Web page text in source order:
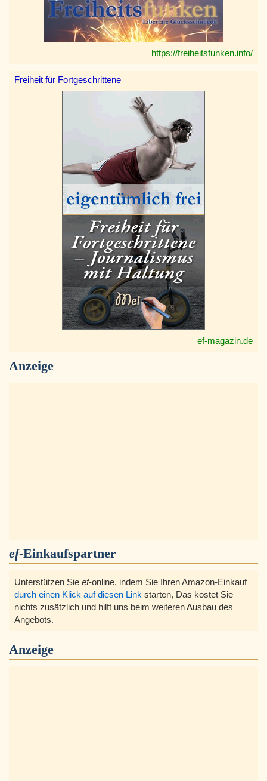
https://freiheitsfunken.info/
Freiheit für Fortgeschrittene
ef-magazin.de
Anzeige
ef-Einkaufspartner
Unterstützen Sie ef-online, indem Sie Ihren Amazon-Einkauf
durch einen Klick auf diesen Link starten, Das kostet Sie
nichts zusätzlich und hilft uns beim weiteren Ausbau des
Angebots.
Anzeige